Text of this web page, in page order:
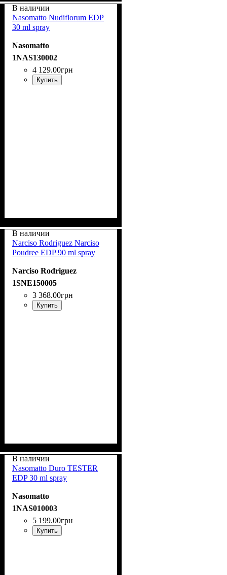
В наличии
Nasomatto Nudiflorum EDP
30 ml spray
Nasomatto
1NAS130002
4 129.00грн
Купить
В наличии
Narciso Rodriguez Narciso
Poudree EDP 90 ml spray
Narciso Rodriguez
1SNE150005
3 368.00грн
Купить
В наличии
Nasomatto Duro TESTER
EDP 30 ml spray
Nasomatto
1NAS010003
5 199.00грн
Купить